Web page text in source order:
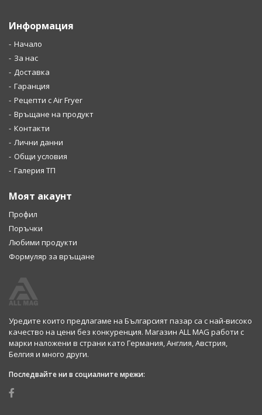
Информация
Начало
За нас
Доставка
Гаранция
Рецепти с Air Fryer
Връщане на продукт
Контакти
Лични данни
Общи условия
Галерия ТП
Моят акаунт
Профил
Поръчки
Любими продукти
Формуляр за връщане
Уредите които предлагаме на Българсият пазар са с най-високо
качество на цени без конкуренция. Магазин ALL MAG работи с
марки наложени в страни като Германия, Англия, Австрия,
Белгия и много други.
Последвайте ни в социалните мрежи: